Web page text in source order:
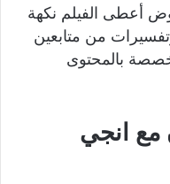
أعطى الفيلم نكهة
من متابعين
بالمحتوى
مع انجي